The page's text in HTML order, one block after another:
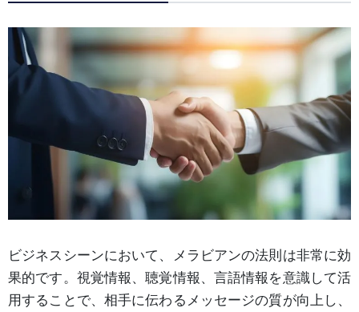
ビジネスシーンにおいて、メラビアンの法則は非常に効
果的です。視覚情報、聴覚情報、言語情報を意識して活
用することで、相手に伝わるメッセージの質が向上し、